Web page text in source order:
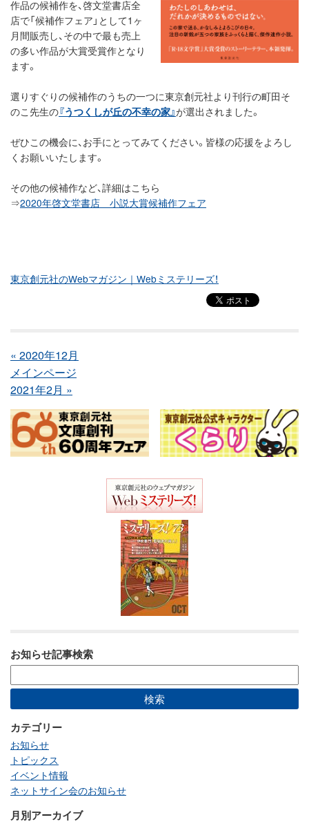
作品の候補作を、啓文堂書店全
店で「候補作フェア」として1ヶ
月間販売し、その中で最も売上
の多い作品が大賞受賞作となり
ます。
選りすぐりの候補作のうちの一つに東京創元社より刊行の町田そ
のこ先生の『うつくしが丘の不幸の家』が選出されました。
ぜひこの機会に、お手にとってみてください。皆様の応援をよろし
くお願いいたします。
その他の候補作など、詳細はこちら
⇒2020年啓文堂書店 小説大賞候補作フェア
東京創元社のWebマガジン｜Webミステリーズ！
« 2020年12月
メインページ
2021年2月 »
お知らせ記事検索
カテゴリー
お知らせ
トピックス
イベント情報
ネットサイン会のお知らせ
月別アーカイブ